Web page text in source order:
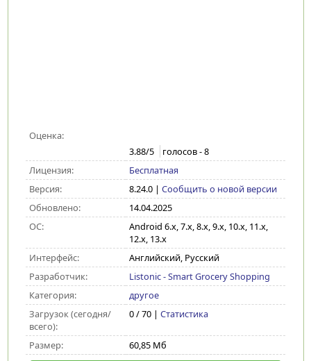
Оценка:
3.88/5 голосов -8
Лицензия:
Бесплатная
Версия:
8.24.0| Сообщить о новой версии
Обновлено:
14.04.2025
ОС:
Android 6.x, 7.x, 8.x, 9.x, 10.x, 11.x,
12.x, 13.x
Интерфейс:
Английский, Русский
Разработчик:
Listonic - Smart Grocery Shopping
Категория:
другое
Загрузок (сегодня/
всего):
0 / 70 | Статистика
Размер: 60,85 Мб